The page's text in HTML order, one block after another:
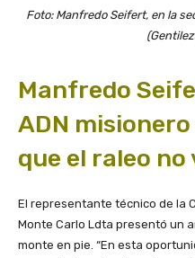
Foto: Manfredo Seifert, en la
Manfredo
ADN
que el raleo no
El representante técnico de la
Monte Carlo Ldta presentó un
monte en pie. “En esta